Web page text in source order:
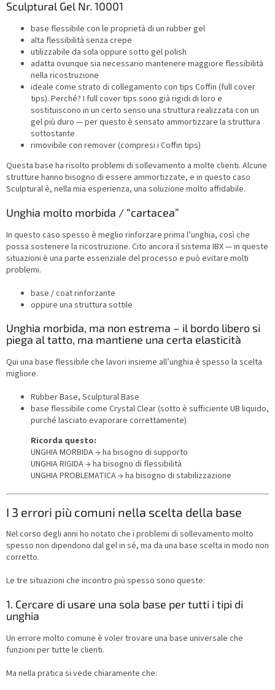
Sculptural Gel Nr. 10001
base flessibile con le proprietà di un rubber gel
alta flessibilità senza crepe
utilizzabile da sola oppure sotto gel polish
adatta ovunque sia necessario mantenere maggiore flessibilità
nella ricostruzione
ideale come strato di collegamento con tips Coffin (full cover
tips). Perché? I full cover tips sono già rigidi di loro e
sostituiscono in un certo senso una struttura realizzata con un
gel più duro — per questo è sensato ammortizzare la struttura
sottostante
rimovibile con remover (compresi i Coffin tips)
Questa base ha risolto problemi di sollevamento a molte clienti. Alcune
strutture hanno bisogno di essere ammortizzate, e in questo caso
Sculptural è, nella mia esperienza, una soluzione molto affidabile.
Unghia molto morbida / “cartacea”
In questo caso spesso è meglio rinforzare prima l’unghia, così che
possa sostenere la ricostruzione. Cito ancora il sistema IBX — in queste
situazioni è una parte essenziale del processo e può evitare molti
problemi.
base / coat rinforzante
oppure una struttura sottile
Unghia morbida, ma non estrema – il bordo libero si
piega al tatto, ma mantiene una certa elasticità
Qui una base flessibile che lavori insieme all’unghia è spesso la scelta
migliore.
Rubber Base, Sculptural Base
base flessibile come Crystal Clear (sotto è sufficiente UB liquido,
purché lasciato evaporare correttamente)
Ricorda questo:
UNGHIA MORBIDA → ha bisogno di supporto
UNGHIA RIGIDA → ha bisogno di flessibilità
UNGHIA PROBLEMATICA → ha bisogno di stabilizzazione
I 3 errori più comuni nella scelta della base
Nel corso degli anni ho notato che i problemi di sollevamento molto
spesso non dipendono dal gel in sé, ma da una base scelta in modo non
corretto.
Le tre situazioni che incontro più spesso sono queste:
1. Cercare di usare una sola base per tutti i tipi di
unghia
Un errore molto comune è voler trovare una base universale che
funzioni per tutte le clienti.
Ma nella pratica si vede chiaramente che: